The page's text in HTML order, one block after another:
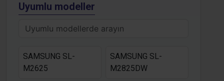
Uyumlu modeller
SAMSUNG SL-
M2625
SAMSUNG SL-
M2825DW